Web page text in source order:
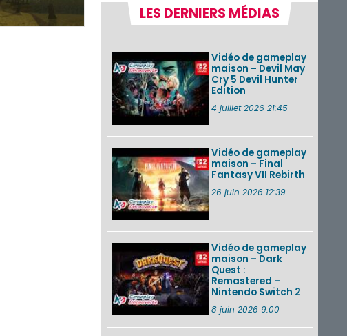
Nintendo Music :
des musiques de
morceaux du mode
Balade de ...
Les éditions
physiques de Tomb
Switch 2 en version
amé...
Splatoon 3 : le
festival Summer
Nights de retour du
VOIR PLUS DE NEWS
LES DERNIERS MÉDIAS
Vidéo de gameplay
maison – Devil May
Cry 5 Devil Hunter
Edition
4 juillet 2026 21:45
Vidéo de gameplay
maison – Final
Fantasy VII Rebirth
26 juin 2026 12:39
Vidéo de gameplay
maison – Dark
Quest :
Remastered –
Nintendo Switch 2
8 juin 2026 9:00